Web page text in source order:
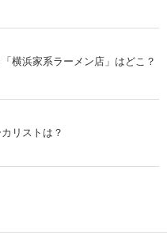
横浜家系ラーメン店」はどこ？
リストは？